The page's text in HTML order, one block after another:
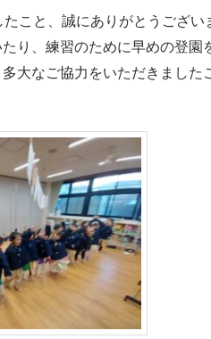
こと、誠にありがとうござい
り、練習のために早めの登園
大なご協力をいただきました